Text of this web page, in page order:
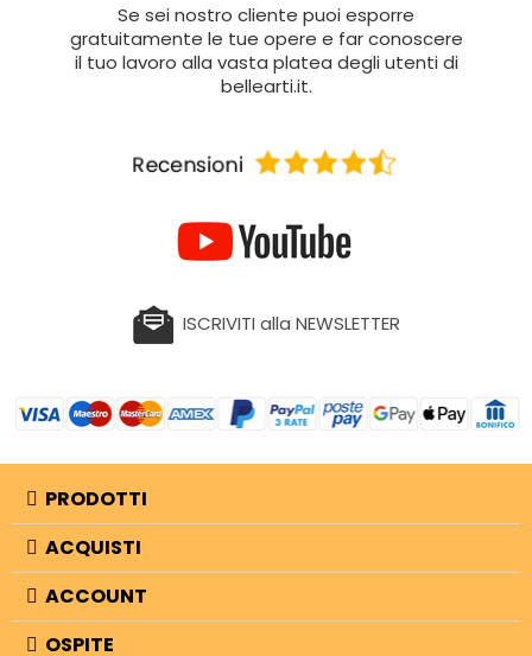
Se sei nostro cliente puoi esporre
gratuitamente le tue opere e far conoscere
il tuo lavoro alla vasta platea degli utenti di
bellearti.it.
ISCRIVITI alla NEWSLETTER
PRODOTTI
ACQUISTI
ACCOUNT
OSPITE